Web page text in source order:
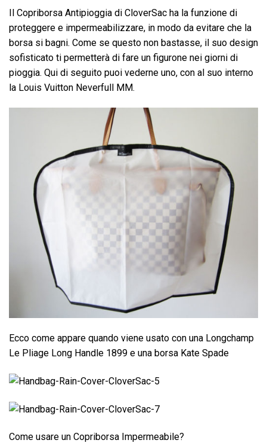
Il Copriborsa Antipioggia di CloverSac ha la funzione di
proteggere e impermeabilizzare, in modo da evitare che la
borsa si bagni. Come se questo non bastasse, il suo design
sofisticato ti permetterà di fare un figurone nei giorni di
pioggia. Qui di seguito puoi vederne uno, con al suo interno
la Louis Vuitton Neverfull MM.
Ecco come appare quando viene usato con una Longchamp
Le Pliage Long Handle 1899 e una borsa Kate Spade
Come usare un Copriborsa Impermeabile?